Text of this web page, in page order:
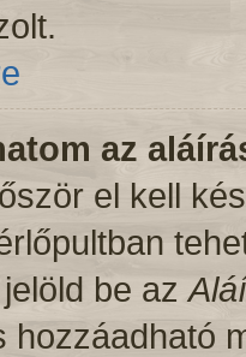
az
el kell
be az
hozzáadható